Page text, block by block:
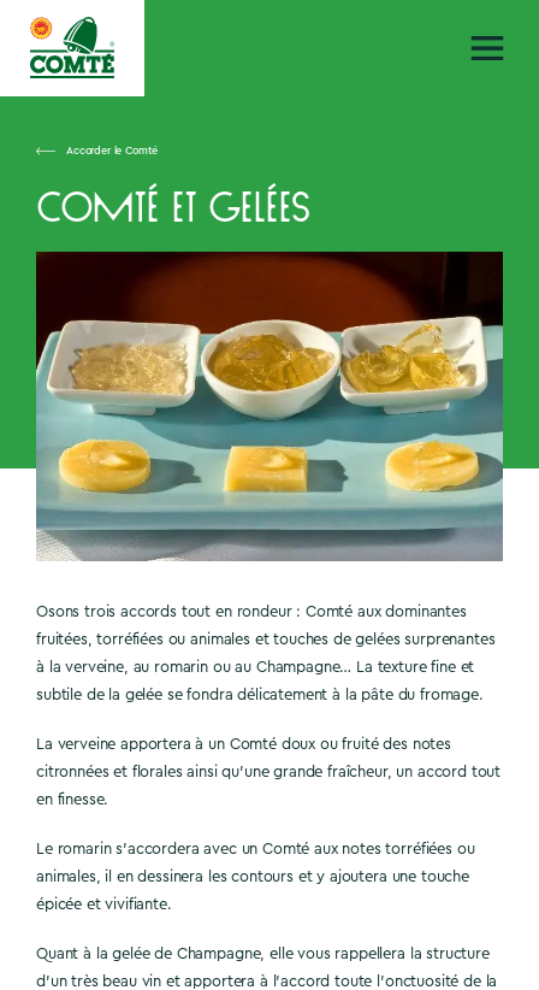
Accorder le Comté
Comté et gelées
Osons trois accords tout en rondeur : Comté aux dominantes
fruitées, torréfiées ou animales et touches de gelées surprenantes
à la verveine, au romarin ou au Champagne… La texture fine et
subtile de la gelée se fondra délicatement à la pâte du fromage.
La verveine apportera à un Comté doux ou fruité des notes
citronnées et florales ainsi qu’une grande fraîcheur, un accord tout
en finesse.
Le romarin s’accordera avec un Comté aux notes torréfiées ou
animales, il en dessinera les contours et y ajoutera une touche
épicée et vivifiante.
Quant à la gelée de Champagne, elle vous rappellera la structure
d’un très beau vin et apportera à l’accord toute l’onctuosité de la